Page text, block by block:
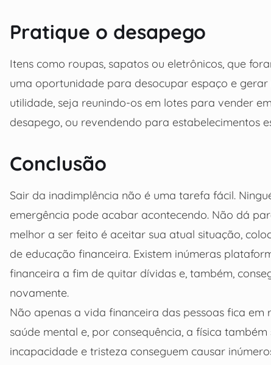
Pratique o desapego
Itens como roupas, sapatos ou eletrônicos, que
uma oportunidade para desocupar espaço e
utilidade, seja reunindo-os em lotes para vender
desapego, ou revendendo para estabelecimentos
Conclusão
Sair da inadimplência não é uma tarefa fácil.
emergência pode acabar acontecendo. Não dá
melhor a ser feito é aceitar sua atual situação,
de educação financeira. Existem inúmeras
financeira a fim de quitar dívidas e, também,
novamente.
Não apenas a vida financeira das pessoas fica
saúde mental e, por consequência, a física
incapacidade e tristeza conseguem causar